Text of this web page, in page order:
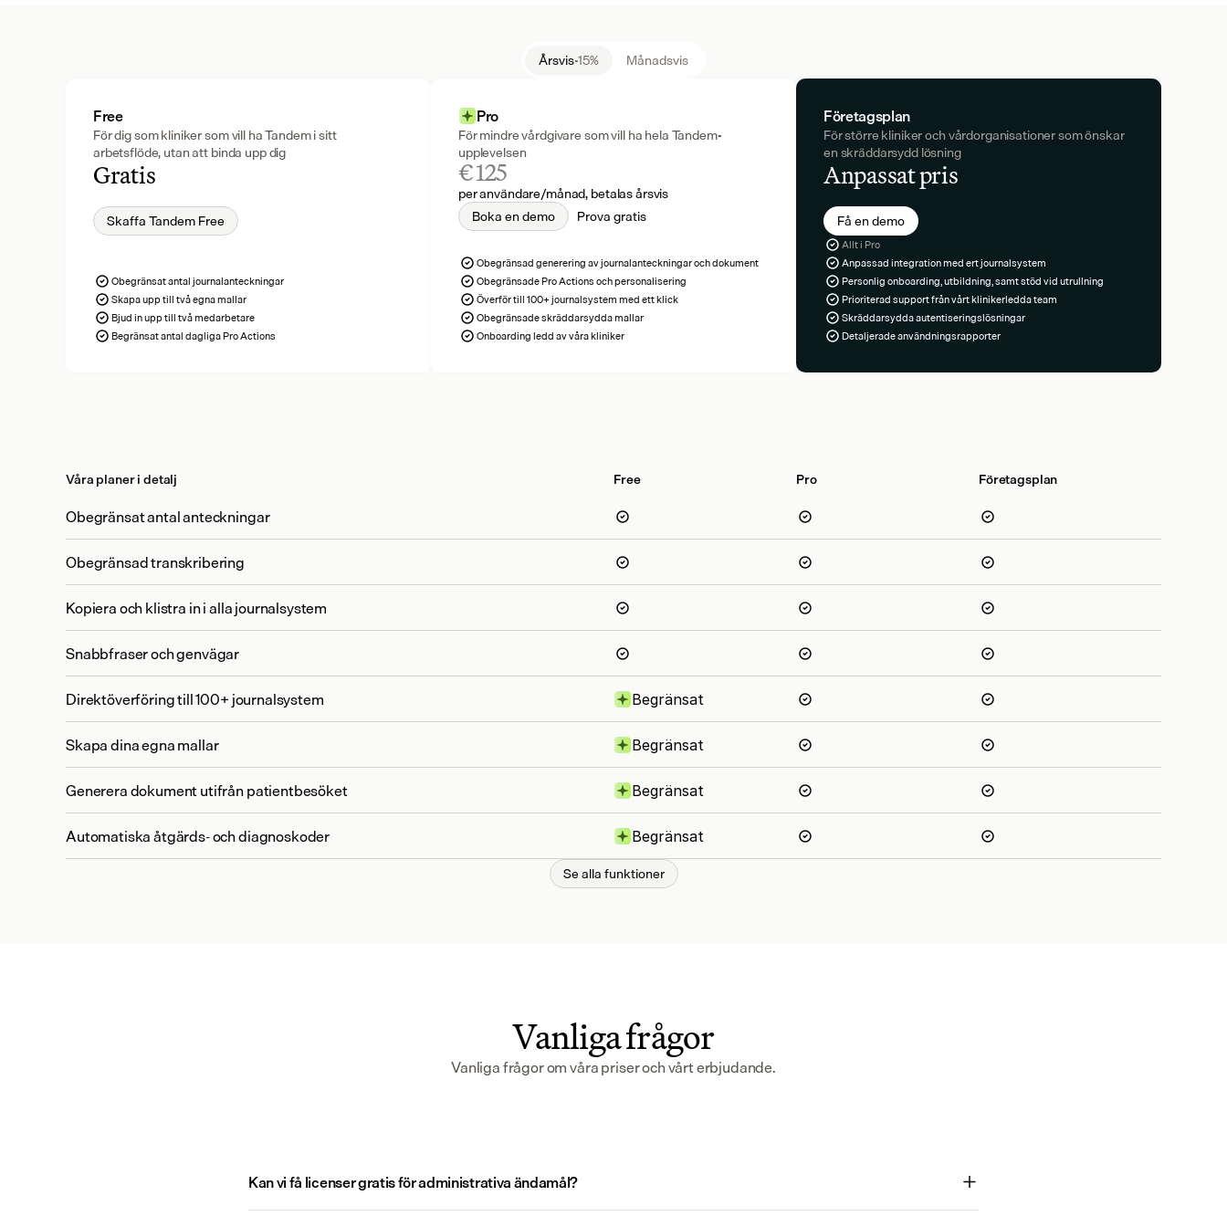
Årsvis-15% Månadsvis
Free
För dig som kliniker som vill ha Tandem i sitt
arbetsflöde, utan att binda upp dig
Gratis
Skaffa Tandem Free
Obegränsat antal journalanteckningar
Skapa upp till två egna mallar
Bjud in upp till två medarbetare
Begränsat antal dagliga Pro Actions
Pro
För mindre vårdgivare som vill ha hela Tandem-
upplevelsen
€ 125
per användare/månad, betalas årsvis
Boka en demo
Prova gratis
Obegränsad generering av journalanteckningar och dokument
Obegränsade Pro Actions och personalisering
Överför till 100+ journalsystem med ett klick
Obegränsade skräddarsydda mallar
Onboarding ledd av våra kliniker
Företagsplan
För större kliniker och vårdorganisationer som önskar
en skräddarsydd lösning
Anpassat pris
Få en demo
Allt i Pro
Anpassad integration med ert journalsystem
Personlig onboarding, utbildning, samt stöd vid utrullning
Prioriterad support från vårt klinikerledda team
Skräddarsydda autentiseringslösningar
Detaljerade användningsrapporter
Våra planer i detalj Free Pro Företagsplan
Obegränsat antal anteckningar
Obegränsad transkribering
Kopiera och klistra in i alla journalsystem
Snabbfraser och genvägar
Direktöverföring till 100+ journalsystem
Begränsat
Skapa dina egna mallar Begränsat
Generera dokument utifrån patientbesöket Begränsat
Automatiska åtgärds- och diagnoskoder Begränsat
Begränsat
Begränsat
Begränsat
Se alla funktioner
Vanliga frågor
Vanliga frågor om våra priser och vårt erbjudande.
Kan vi få licenser gratis för administrativa ändamål?